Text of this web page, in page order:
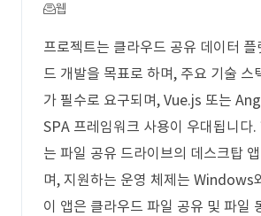
웹
프로젝트는 클라우드 공유 데이터 플
드 개발을 목표로 하며, 주요 기술
가 필수로 요구되며, Vue.js 또는
SPA 프레임워크 사용이 우대됩니다.
는 파일 공유 드라이브의 데스크탑
며, 지원하는 운영 체제는 Windows
이 앱은 클라우드 파일 공유 및 파일